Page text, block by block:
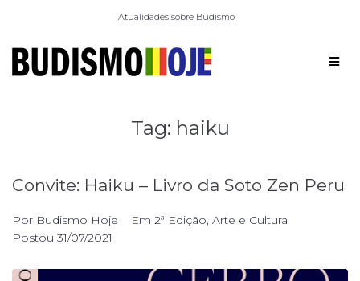
Atualidades sobre Budismo
Tag: haiku
Convite: Haiku – Livro da Soto Zen Peru
Por Budismo Hoje Em 2ª Edição, Arte e Cultura
Postou 31/07/2021